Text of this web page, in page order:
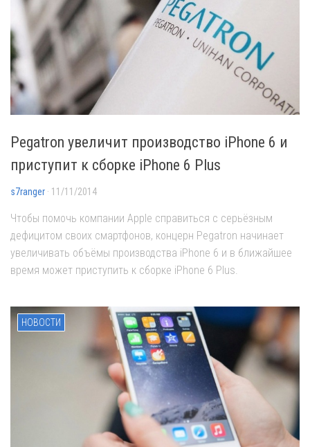
Pegatron увеличит производство iPhone 6 и
приступит к сборке iPhone 6 Plus
s7ranger · 11/11/2014
Чтобы помочь компании Apple справиться с серьёзным
дефицитом своих смартфонов, концерн Pegatron начинает
увеличивать объёмы производства iPhone 6 и в ближайшее
время может приступить к сборке iPhone 6 Plus.
НОВОСТИ